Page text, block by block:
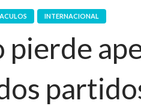
INTERNACIONAL
pierde